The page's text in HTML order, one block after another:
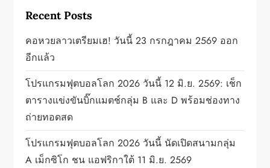
g
a
t
i
o
n
Recent Posts
คอหวยลาวเตรียมเฮ! วันนี้ 23 กรกฎาคม 2569 ออก
อีกแล้ว
โปรแกรมฟุตบอลโลก 2026 วันนี้ 12 มิ.ย. 2569: เช็ก
ตารางแข่งขันบิ๊กแมตช์กลุ่ม B และ D พร้อมช่องทาง
ถ่ายทอดสด
โปรแกรมฟุตบอลโลก 2026 วันนี้ นัดเปิดสนามกลุ่ม
A เม็กซิโก ชน แอฟริกาใต้ 11 มิ.ย. 2569